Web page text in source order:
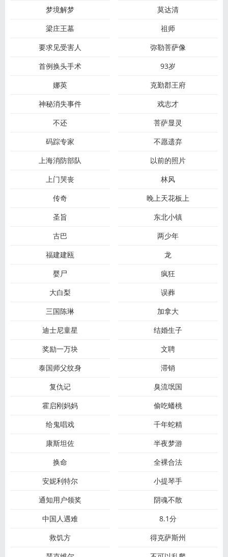
梦境解梦
莫达清
梁庄王墓
祖师
要求见受害人
弥勒菩萨像
首例换头手术
93岁
娜英
克勤郡王府
神秘消失事件
戏志才
不还
菩萨显灵
码踪专家
不愿遗弃
上海消防部队
以前的照片
上门哭丧
林风
传奇
晚上天花板上
圣旨
东北小镇
古巴
两少年
福建建瓯
龙
婴尸
疯狂
大白梨
误葬
三国陈琳
加拿大
迪士尼童星
结婚生子
奖励一万块
文聘
泰国师父纹身
滞销
复仇记
臭流氓国
霍启刚妈妈
偷吃蟠桃
给鬼唱戏
千年蛇精
康斯坦佐
半夜梦游
换命
全裸合法
安妮利特尔
小提琴手
通知用户领奖
阴魂不散
中国人遇难
8.1分
救饥方
得克萨斯州